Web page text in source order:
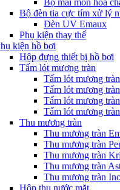
Bộ mài mòn hóa
Bộ đèn tia cực tím xử lý
Đèn UV Emaux
Phụ kiện thay thế
kiện hồ bơi
Hộp đựng thiết bị hồ bơi
Tấm lót mương tràn
Tấm lót mương
Tấm lót mương
Tấm lót mương
Tấm lót mương
Thu mương tràn
Thu mương tràn
Thu mương tràn
Thu mương tràn
Thu mương tràn
Thu mương tràn
Hôp thu nước mặt